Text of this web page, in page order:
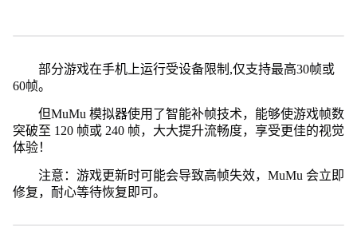
部分游戏在手机上运行受设备限制,仅支持最高30帧或
60帧。
但MuMu 模拟器使用了智能补帧技术，能够使游戏帧数
突破至 120 帧或 240 帧，大大提升流畅度，享受更佳的视觉
体验！
注意：游戏更新时可能会导致高帧失效，MuMu 会立即
修复，耐心等待恢复即可。